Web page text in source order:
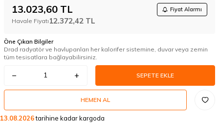
13.023,60 TL Fiyat Alarmı
Havale Fiyatı 12.372,42 TL
Öne Çıkan Bilgiler
Drad radyatör ve havlupanları her kalorifer sistemine, duvar veya zemin
tüm tesisatlara bağlayabilirsiniz.
SEPETE EKLE
HEMEN AL
13.08.2026tarihine kadar kargoda